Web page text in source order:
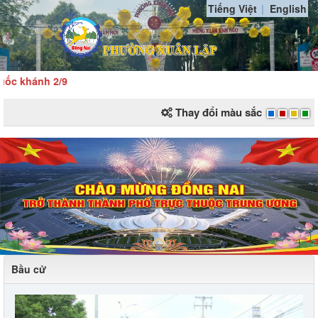
Tiếng Việt English
2/9
Thay đổi màu sắc
Bầu cử